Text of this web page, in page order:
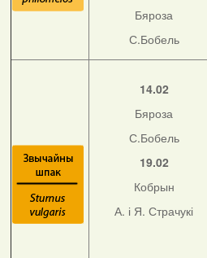
Бяроза
С.Бобель
14.02
Бяроза
С.Бобель
19.02
Кобрын
А. і Я. Страчукі